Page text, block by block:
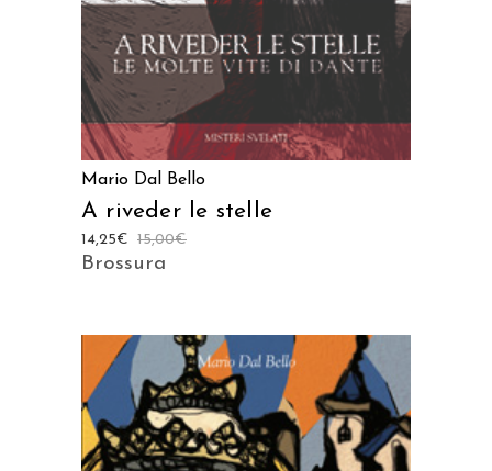
Mario Dal Bello
A riveder le stelle
15,00€
14,25€
Brossura